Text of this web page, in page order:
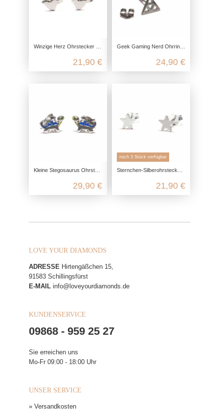
Winzige Herz Ohrstecker aus 925 Sterling Silber
21,90 €
Geek Gaming Nerd Ohrringe aus 925 Sterling Silber
24,90 €
Kleine Stegosaurus Ohrstecker aus recyceltem 925 Sterling Silber
29,90 €
noch 3 Stück verfügbar
Sternchen-Silberohrstecker aus 925 Sterling Silber
21,90 €
LOVE YOUR DIAMONDS
ADRESSE Hirtengäßchen 15,
91583 Schillingsfürst
E-MAIL info@loveyourdiamonds.de
KUNDENSERVICE
09868 - 959 25 27
Sie erreichen uns
Mo-Fr 09:00 - 18:00 Uhr
UNSER SERVICE
» Versandkosten